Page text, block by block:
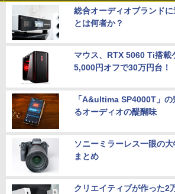
総合オーディオブランド
とは何者か？
マウス、RTX 5060 Ti搭載
5,000円オフで30万円台！
「A&ultima SP4000T」
るオーディオの醍醐味
ソニーミラーレス一眼の
まとめ
クリエイティブが作った2